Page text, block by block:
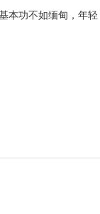
本功不如缅甸，年轻